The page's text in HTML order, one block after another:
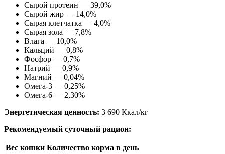
Сырой протеин — 39,0%
Сырой жир — 14,0%
Сырая клетчатка — 4,0%
Сырая зола — 7,8%
Влага — 10,0%
Кальций — 0,8%
Фосфор — 0,7%
Натрий — 0,9%
Магний — 0,04%
Омега-3 — 0,25%
Омега-6 — 2,30%
Энергетическая ценность: 3 690 Ккал/кг
Рекомендуемый суточный рацион:
Вес кошки Количество корма в день